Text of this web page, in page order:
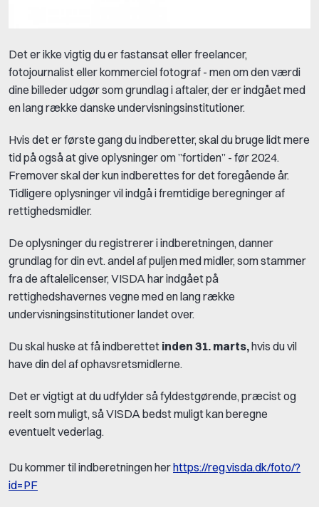
Det er ikke vigtig du er fastansat eller freelancer,
fotojournalist eller kommerciel fotograf - men om den værdi
dine billeder udgør som grundlag i aftaler, der er indgået med
en lang række danske undervisningsinstitutioner.
Hvis det er første gang du indberetter, skal du bruge lidt mere
tid på også at give oplysninger om ”fortiden” - før 2024.
Fremover skal der kun indberettes for det foregående år.
Tidligere oplysninger vil indgå i fremtidige beregninger af
rettighedsmidler.
De oplysninger du registrerer i indberetningen, danner
grundlag for din evt. andel af puljen med midler, som stammer
fra de aftalelicenser, VISDA har indgået på
rettighedshavernes vegne med en lang række
undervisningsinstitutioner landet over.
Du skal huske at få indberettet inden 31. marts,hvis du vil
have din del af ophavsretsmidlerne.
Det er vigtigt at du udfylder så fyldestgørende, præcist og
reelt som muligt, så VISDA bedst muligt kan beregne
eventuelt vederlag.
Du kommer til indberetningen herhttps://reg.visda.dk/foto/?
id=PF